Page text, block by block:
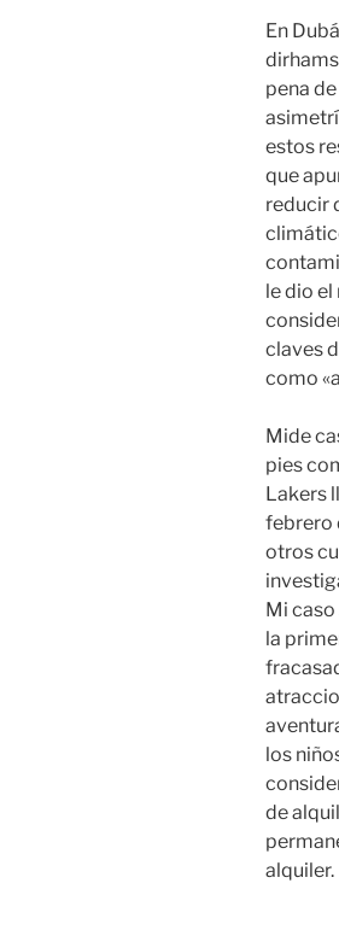
En
pena
estos
que
reducir
le dio
claves
como
Mide
pies
Lakers
febrero
otros
Mi
la
los
de
alquiler.